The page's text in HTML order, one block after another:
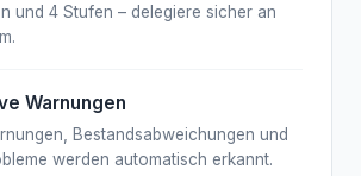
und 4 Stufen – delegiere sicher an
Warnungen
Bestandsabweichungen und
werden automatisch erkannt.